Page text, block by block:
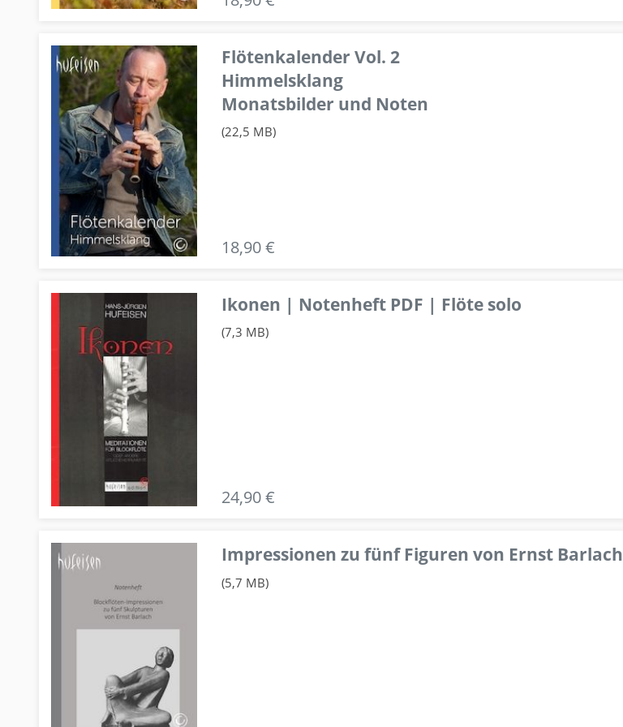
Flötenkalender Vol. 2
Himmelsklang
Monatsbilder und Noten
(22,5 MB)
18,90 €
Ikonen | Notenheft PDF | Flöte solo
(7,3 MB)
24,90 €
Impressionen zu fünf Figuren von Ernst Barlach
(5,7 MB)